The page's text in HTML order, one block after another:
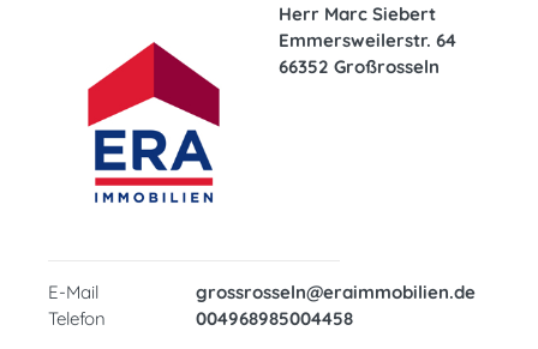
Herr Marc Siebert
Emmersweilerstr. 64
66352 Großrosseln
E-Mail
grossrosseln@eraimmobilien.de
Telefon
004968985004458